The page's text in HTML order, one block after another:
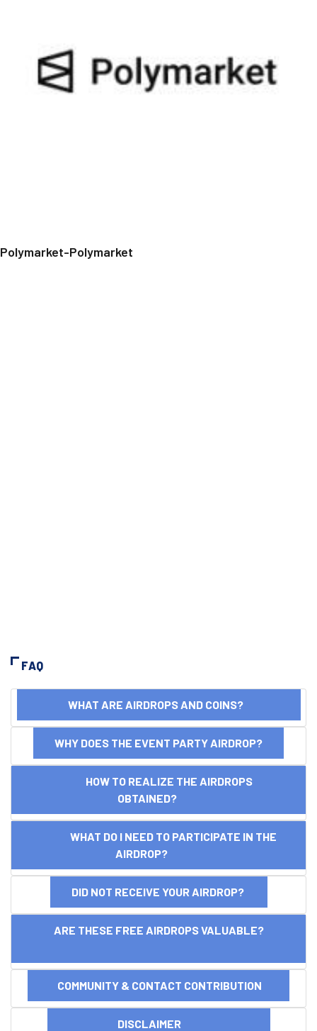
Polymarket-Polymarket
FAQ
WHAT ARE AIRDROPS AND COINS?
WHY DOES THE EVENT PARTY AIRDROP?
HOW TO REALIZE THE AIRDROPS
OBTAINED?
WHAT DO I NEED TO PARTICIPATE IN THE
AIRDROP?
DID NOT RECEIVE YOUR AIRDROP?
ARE THESE FREE AIRDROPS VALUABLE?
COMMUNITY & CONTACT CONTRIBUTION
DISCLAIMER